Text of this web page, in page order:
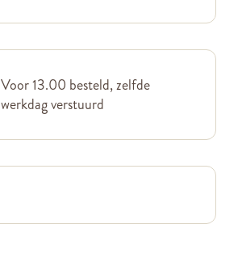
Voor 13.00 besteld, zelfde
werkdag verstuurd